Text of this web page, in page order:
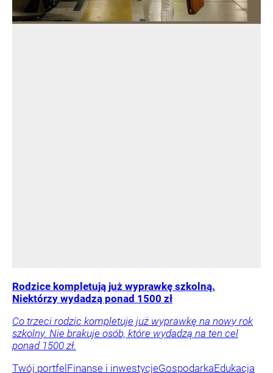
Rodzice kompletują już wyprawkę szkolną.
Niektórzy wydadzą ponad 1500 zł
Co trzeci rodzic kompletuje już wyprawkę na nowy rok
szkolny. Nie brakuje osób, które wydadzą na ten cel
ponad 1500 zł.
Twój portfel Finanse i inwestycjeGospodarkaEdukacja